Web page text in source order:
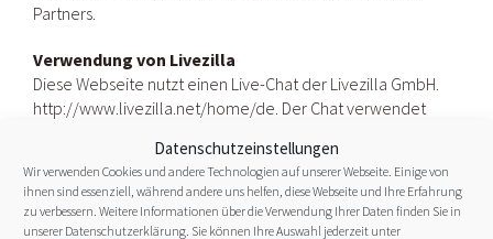
Datenschutzeinstellungen
Wir verwenden Cookies und andere Technologien auf unserer Webseite. Einige von
ihnen sind essenziell, während andere uns helfen, diese Webseite und Ihre Erfahrung
zu verbessern. Weitere Informationen über die Verwendung Ihrer Daten finden Sie in
unserer Datenschutzerklärung. Sie können Ihre Auswahl jederzeit unter
Partners.
Verwendung von Livezilla
Diese Webseite nutzt einen Live-Chat der Livezilla GmbH.
http://www.livezilla.net/home/de. Der Chat verwendet
Computer gespeichert werden und die eine Analyse der
Benutzung der Website durch Sie ermöglichen. Die durch
den Cookie erzeugten Informationen über Ihre Benutzung
dieser Website (einschließlich Ihrer IP-Adresse) wird an